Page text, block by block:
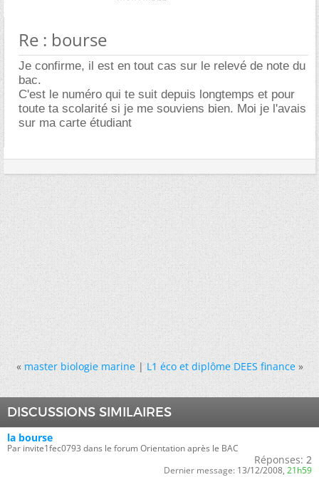
Re : bourse
Je confirme, il est en tout cas sur le relevé de note du
bac.
C'est le numéro qui te suit depuis longtemps et pour
toute ta scolarité si je me souviens bien. Moi je l'avais
sur ma carte étudiant
« master biologie marine|L1 éco et diplôme DEES finance »
DISCUSSIONS SIMILAIRES
la bourse
Par invite1fec0793 dans le forum Orientation après le BAC
Réponses: 2
Dernier message: 13/12/2008, 21h59